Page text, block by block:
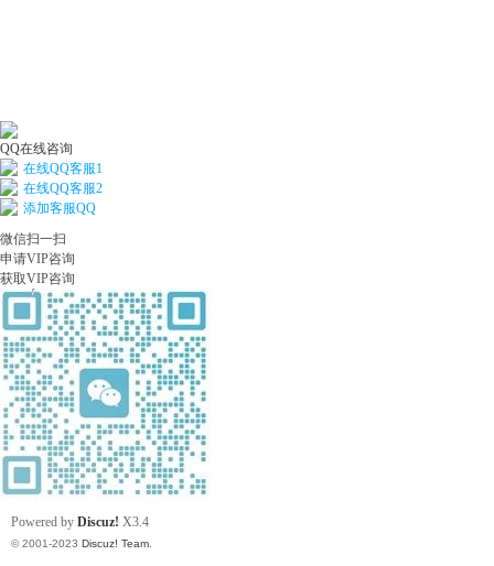
QQ在线咨询
在线QQ客服1
在线QQ客服2
添加客服QQ
微信扫一扫
申请VIP咨询
获取VIP咨询
Powered by Discuz! X3.4
© 2001-2023 Discuz! Team